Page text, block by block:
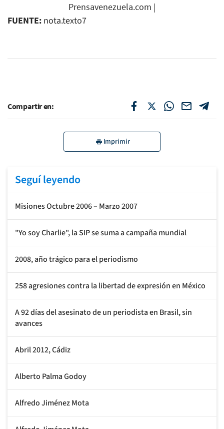
Prensavenezuela.com |
FUENTE: nota.texto7
Compartir en:
Imprimir
Seguí leyendo
Misiones Octubre 2006 – Marzo 2007
"Yo soy Charlie", la SIP se suma a campaña mundial
2008, año trágico para el periodismo
258 agresiones contra la libertad de expresión en México
A 92 días del asesinato de un periodista en Brasil, sin
avances
Abril 2012, Cádiz
Alberto Palma Godoy
Alfredo Jiménez Mota